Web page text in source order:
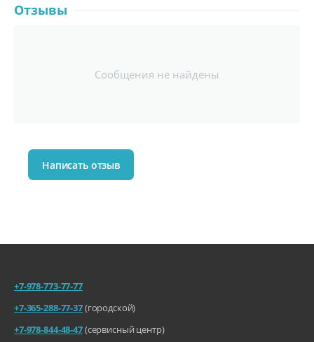
Отзывы
Сообщения не найдены
Написать отзыв
+7-978-773-77-77
+7-365-288-77-37(городской)
+7-978-844-48-47(сервисный центр)